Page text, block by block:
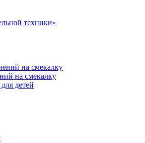
техники»
на смекалку
на смекалку
детей